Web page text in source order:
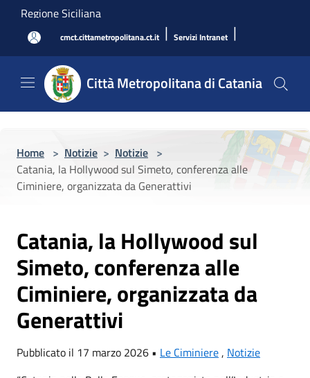
Salta al contenuto principale
Regione Siciliana
cmct.cittametropolitana.ct.it | Servizi Intranet |
Città Metropolitana di Catania
Home > Notizie > Notizie >
Catania, la Hollywood sul Simeto, conferenza alle
Ciminiere, organizzata da Generattivi
Catania, la Hollywood sul
Simeto, conferenza alle
Ciminiere, organizzata da
Generattivi
Pubblicato il 17 marzo 2026 • Le Ciminiere, Notizie